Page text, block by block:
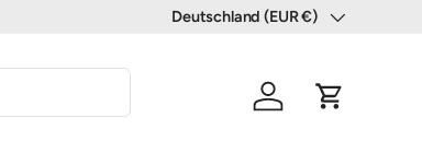
Land/Region
Deutschland (EUR €)
Einloggen